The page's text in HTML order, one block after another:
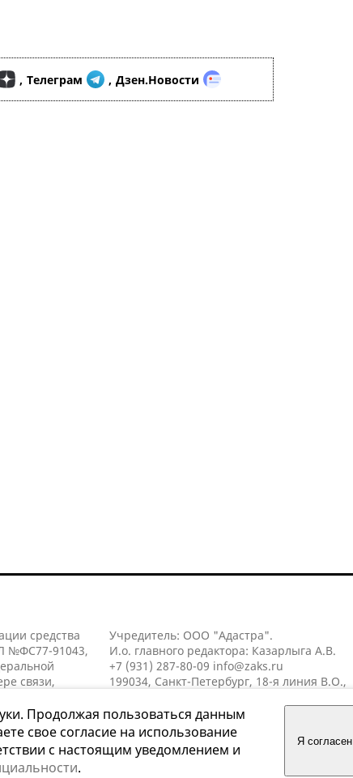
, Телеграм , Дзен.Новости
средства
№ФС77-91043,
связи,
Учредитель: ООО "Адастра".
И.о. главного редактора: Казарлыга А.В.
+7 (931) 287-80-09 info@zaks.ru
199034, Санкт-Петербург, 18-я линия В.О.,
Продолжая пользоваться данным
свое согласие на использование
с настоящим уведомлением и
.
Я согласен